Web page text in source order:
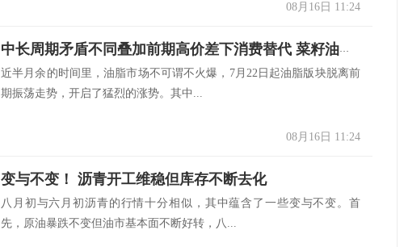
08月16日 11:24
中长周期矛盾不同叠加前期高价差下消费替代 菜籽油上涨受限
近半月余的时间里，油脂市场不可谓不火爆，7月22日起油脂版块脱离前
期振荡走势，开启了猛烈的涨势。其中...
08月16日 11:24
变与不变！ 沥青开工维稳但库存不断去化
八月初与六月初沥青的行情十分相似，其中蕴含了一些变与不变。首
先，原油暴跌不变但油市基本面不断好转，八...